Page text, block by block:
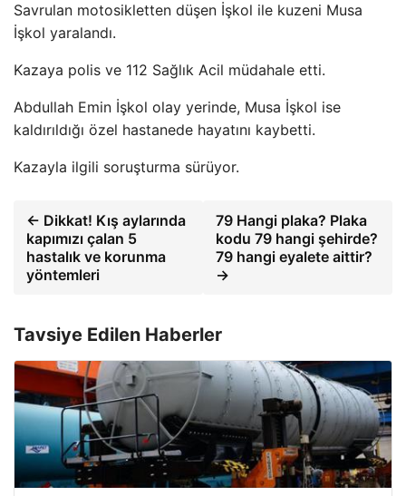
Savrulan motosikletten düşen İşkol ile kuzeni Musa
İşkol yaralandı.
Kazaya polis ve 112 Sağlık Acil müdahale etti.
Abdullah Emin İşkol olay yerinde, Musa İşkol ise
kaldırıldığı özel hastanede hayatını kaybetti.
Kazayla ilgili soruşturma sürüyor.
← Dikkat! Kış aylarında
kapımızı çalan 5
hastalık ve korunma
yöntemleri
79 Hangi plaka? Plaka
kodu 79 hangi şehirde?
79 hangi eyalete aittir?
→
Tavsiye Edilen Haberler